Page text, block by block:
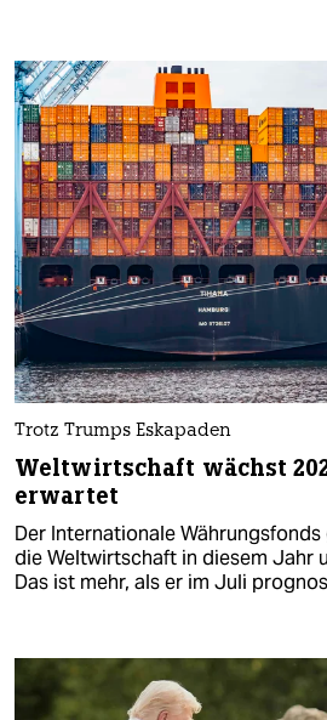
Trotz Trumps Eskapaden
Weltwirtschaft wächst
erwartet
Der Internationale
die Weltwirtschaft in diesem Jahr
Das ist mehr, als er im Juli